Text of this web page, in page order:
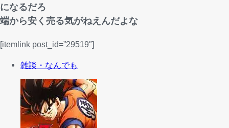
になるだろ
端から安く売る気がねえんだよな
[itemlink post_id=”29519″]
雑談・なんでも